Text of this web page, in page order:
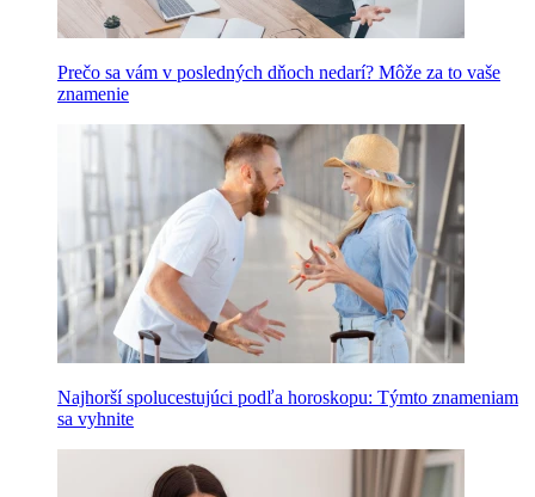
Prečo sa vám v posledných dňoch nedarí? Môže za to vaše
znamenie
Najhorší spolucestujúci podľa horoskopu: Týmto znameniam
sa vyhnite